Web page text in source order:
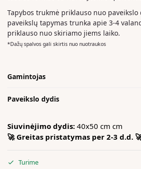
Tapybos trukmė priklauso nuo
paveikslų tapymas trunka apie 3-4
priklauso nuo skiriamo jiems laiko.
*Dažų spalvos gali skirtis nuo nuotraukos
Gamintojas
Paveikslo dydis
Siuvinėjimo dydis: 40x50 cm cm
🚀 Greitas pristatymas per 2-3 d.d.
Turime